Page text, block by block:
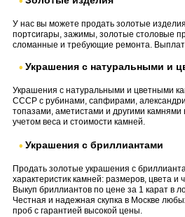
У нас вы можете продать золотые
портсигары, зажимы, золотые столовые
сломанные и требующие ремонта.
Украшения с натуральными и
Украшения с натуральными и цветными
СССР с рубинами, сапфирами,
топазами, аметистами и другими камнями
учетом веса и стоимости камней.
Украшения с бриллиантами
Продать золотые украшения с
характеристик камней: размеров, цвета и
Выкуп бриллиантов по цене за 1 карат в
Честная и надежная скупка в Москве
проб с гарантией высокой цены.